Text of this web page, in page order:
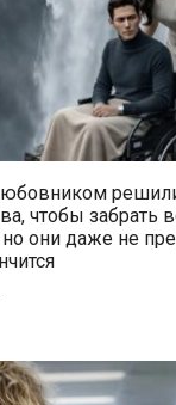
решили
чтобы забрать
они даже не